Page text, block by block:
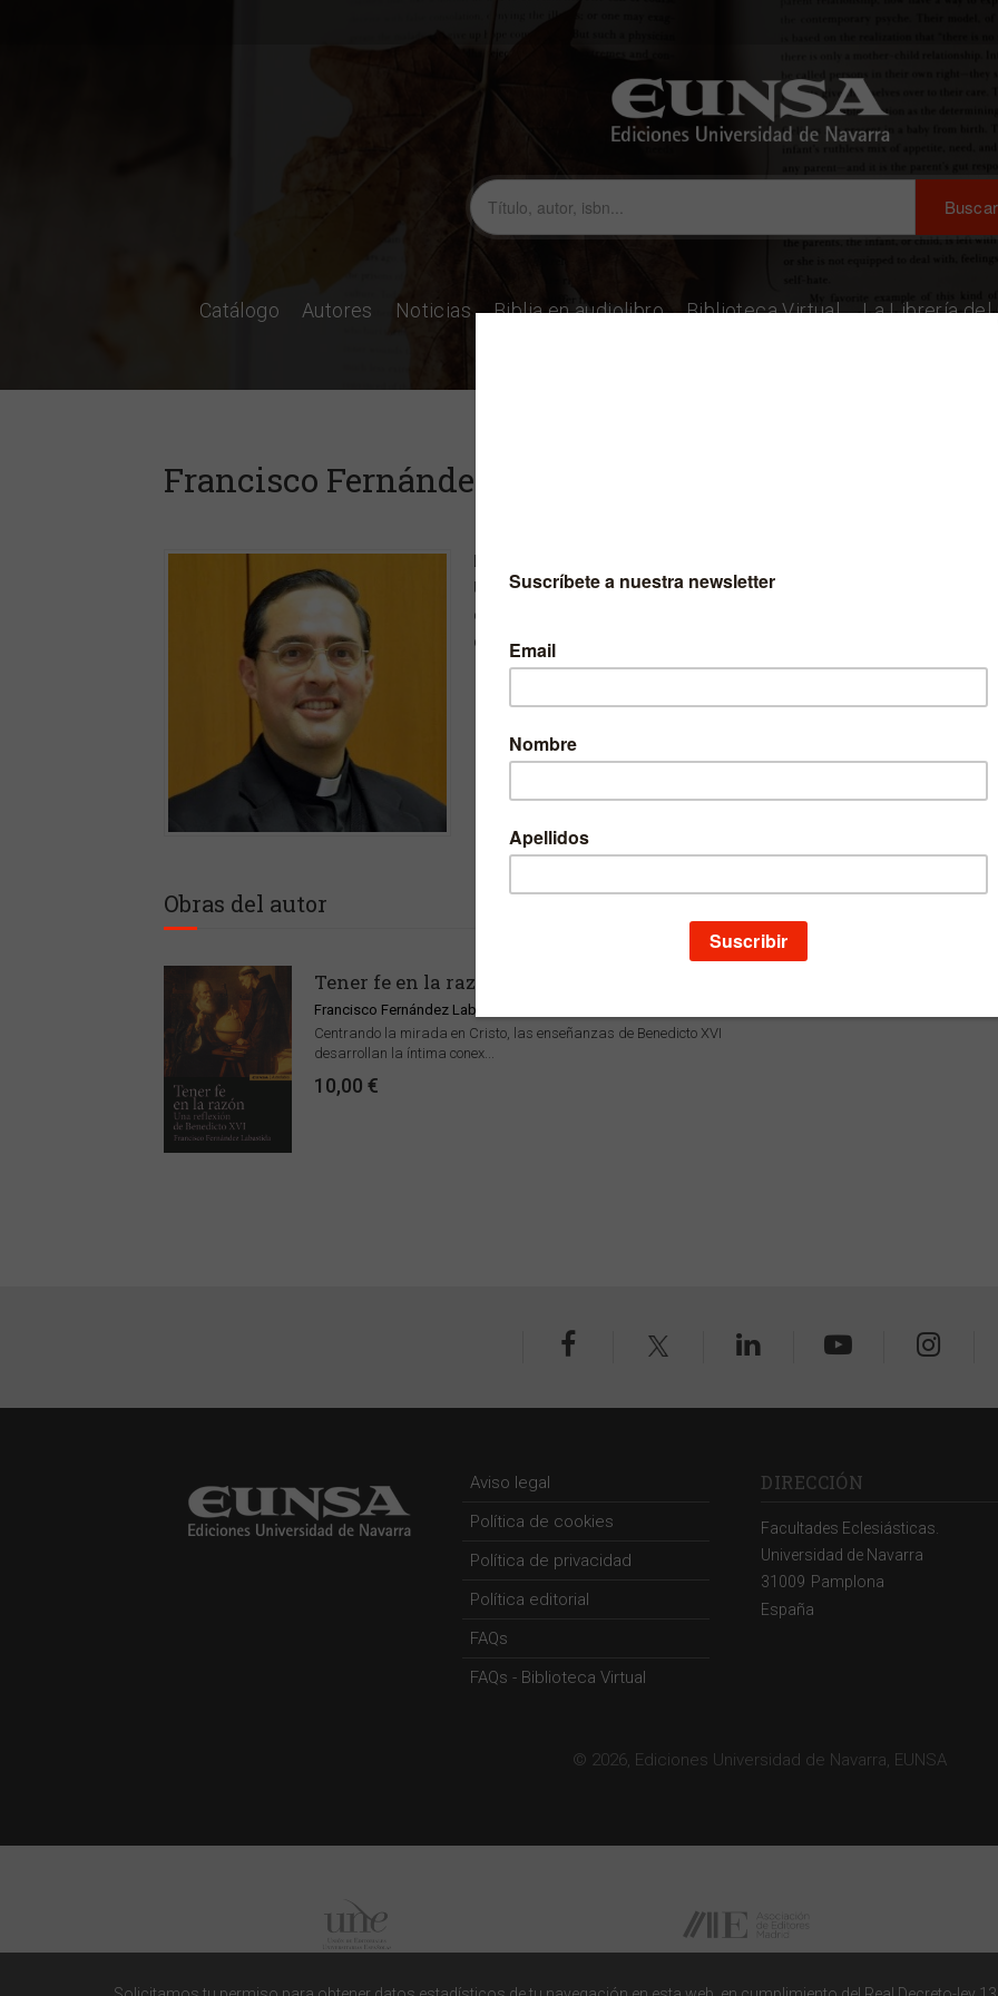
Catálogo Autores Noticias Biblia en audiolibro Biblioteca Virtual La Librería del
Francisco Fernández Labastida
Licenciado en Ingeniería Química en la Universidad de Guadalajara
Universidad de la Santa Cruz. En la misma universidad se licenció en
contemporánea. Secretario del Consejo Editorial de la Revista
de Estudios de la Facultad de Filosofía. Editor de "Philosophica
Obras del autor
Tener fe en la razón
Francisco Fernández Labastida
Centrando la mirada en Cristo, las enseñanzas de Benedicto XVI
desarrollan la íntima conex...
10,00 €
Aviso legal
Política de cookies
Política de privacidad
Política editorial
FAQs
FAQs - Biblioteca Virtual
DIRECCIÓN
Facultades Eclesiásticas.
Universidad de Navarra
31009 Pamplona
España
© 2026, Ediciones Universidad de Navarra, EUNSA